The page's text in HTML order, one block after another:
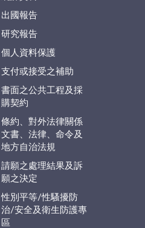
出國報告
研究報告
個人資料保護
支付或接受之補助
書面之公共工程及採
購契約
條約、對外法律關係
文書、法律、命令及
地方自治法規
請願之處理結果及訴
願之決定
性別平等/性騷擾防
治/安全及衛生防護專
區